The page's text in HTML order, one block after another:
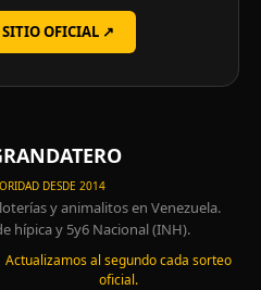
SITIO OFICIAL ↗
DESDE 2014
y animalitos en Venezuela.
hípica y 5y6 Nacional (INH).
Actualizamos al segundo cada sorteo
oficial.